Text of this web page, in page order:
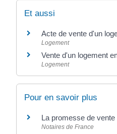
Et aussi
Acte de vente d'un
Logement
Vente d'un logement
Logement
Pour en savoir plus
La promesse de
Notaires de France